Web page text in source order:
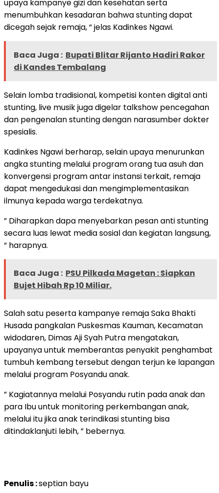
upaya kampanye gizi dan kesehatan serta
menumbuhkan kesadaran bahwa stunting dapat
dicegah sejak remaja, “ jelas Kadinkes Ngawi.
Baca Juga : Bupati Blitar Rijanto Hadiri Rakor
di Kandes Tembalang
Selain lomba tradisional, kompetisi konten digital anti
stunting, live musik juga digelar talkshow pencegahan
dan pengenalan stunting dengan narasumber dokter
spesialis.
Kadinkes Ngawi berharap, selain upaya menurunkan
angka stunting melalui program orang tua asuh dan
konvergensi program antar instansi terkait, remaja
dapat mengedukasi dan mengimplementasikan
ilmunya kepada warga terdekatnya.
” Diharapkan dapa menyebarkan pesan anti stunting
secara luas lewat media sosial dan kegiatan langsung,
“ harapnya.
Baca Juga : PSU Pilkada Magetan : Siapkan
Bujet Hibah Rp 10 Miliar.
Salah satu peserta kampanye remaja Saka Bhakti
Husada pangkalan Puskesmas Kauman, Kecamatan
widodaren, Dimas Aji Syah Putra mengatakan,
upayanya untuk memberantas penyakit penghambat
tumbuh kembang tersebut dengan terjun ke lapangan
melalui program Posyandu anak.
” Kagiatannya melalui Posyandu rutin pada anak dan
para Ibu untuk monitoring perkembangan anak,
melalui itu jika anak terindikasi stunting bisa
ditindaklanjuti lebih, ” bebernya.
Penulis :septian bayu